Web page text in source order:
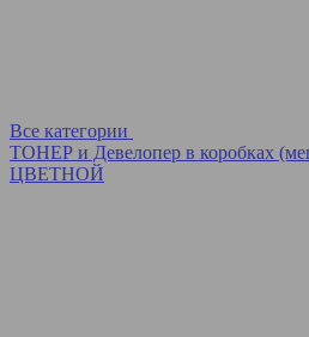
Все категории
ТОНЕР и Девелопер в коробках
ЦВЕТНОЙ